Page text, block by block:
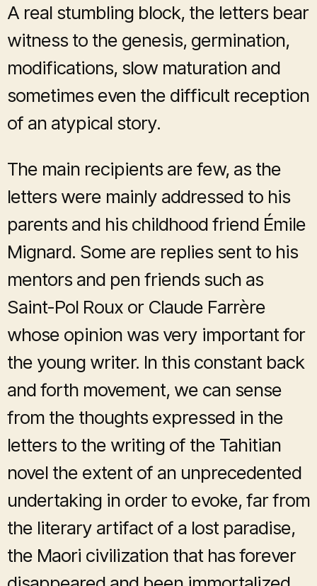
A real stumbling block, the letters bear
witness to the genesis, germination,
modifications, slow maturation and
sometimes even the difficult reception
of an atypical story.
The main recipients are few, as the
letters were mainly addressed to his
parents and his childhood friend Émile
Mignard. Some are replies sent to his
mentors and pen friends such as
Saint-Pol Roux or Claude Farrère
whose opinion was very important for
the young writer. In this constant back
and forth movement, we can sense
from the thoughts expressed in the
letters to the writing of the Tahitian
novel the extent of an unprecedented
undertaking in order to evoke, far from
the literary artifact of a lost paradise,
the Maori civilization that has forever